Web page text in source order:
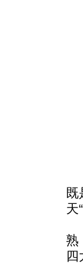
天
“
熟
四